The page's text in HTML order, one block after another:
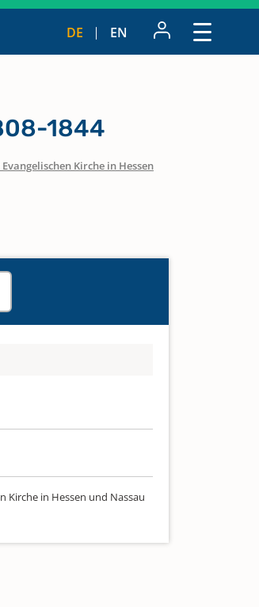
DE EN
1844
Kirche in Hessen
Kirche in Hessen und Nassau